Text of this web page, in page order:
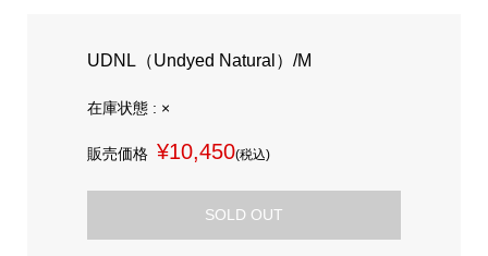
UDNL（Undyed Natural）/M
在庫状態 : ×
販売価格 ¥10,450(税込)
SOLD OUT